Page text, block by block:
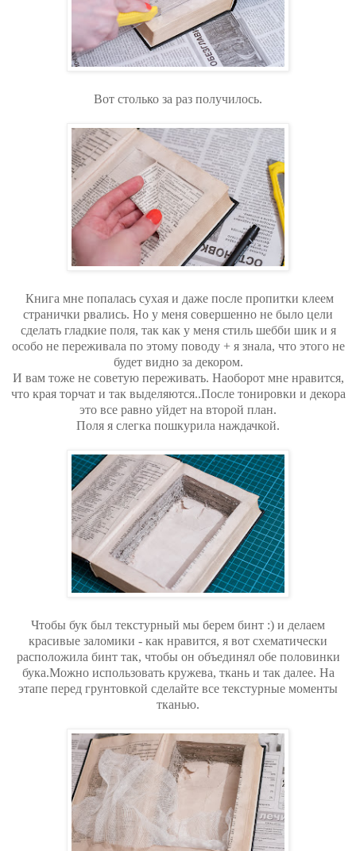
Вот столько за раз получилось.
Книга мне попалась сухая и даже после пропитки клеем
странички рвались. Но у меня совершенно не было цели
сделать гладкие поля, так как у меня стиль шебби шик и я
особо не переживала по этому поводу + я знала, что этого не
будет видно за декором.
И вам тоже не советую переживать. Наоборот мне нравится,
что края торчат и так выделяются..После тонировки и декора
это все равно уйдет на второй план.
Поля я слегка пошкурила наждачкой.
Чтобы бук был текстурный мы берем бинт :) и делаем
красивые заломики - как нравится, я вот схематически
расположила бинт так, чтобы он объединял обе половинки
бука.Можно использовать кружева, ткань и так далее. На
этапе перед грунтовкой сделайте все текстурные моменты
тканью.